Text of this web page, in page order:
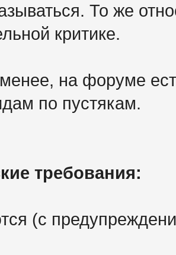
То же
критике.
на форуме
по пустякам.
требования:
(с